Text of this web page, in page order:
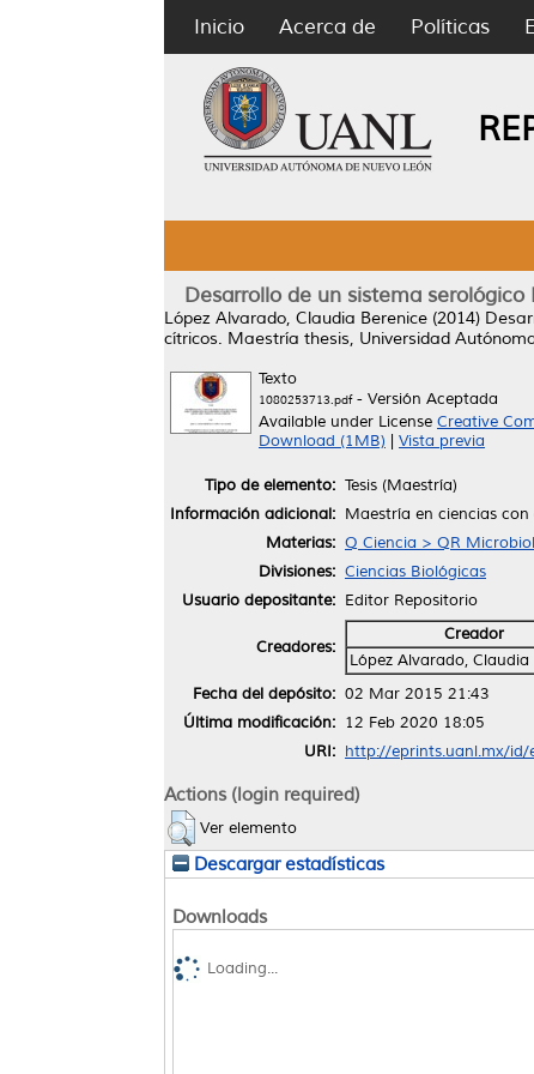
Inicio Acerca de Políticas
Desarrollo de un sistema
López Alvarado, Claudia Berenice (2014)
cítricos. Maestría thesis, Universidad
Texto
1080253713.pdf- Versión Aceptada
Available under License Creative
Download (1MB)
Vista previa
Tipo de elemento: Tesis (Maestría)
Información adicional: Maestría en ciencias
Materias: Q Ciencia > QR
Divisiones: Ciencias Biológicas
Usuario depositante: Editor Repositorio
Creadores:
Creador
López Alvarado, Claudia
Fecha del depósito: 02 Mar 2015 21:43
Última modificación: 12 Feb 2020 18:05
URI: http://eprints.uanl.mx/id/
Actions (login required)
Ver elemento
Descargar estadísticas
Downloads
Loading...